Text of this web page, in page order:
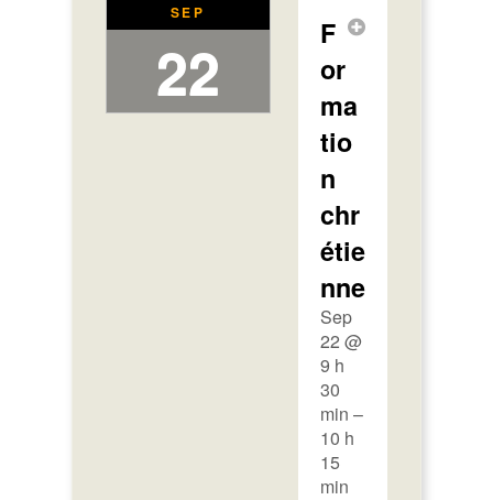
SEP
22
F
or
ma
tio
n
chr
étie
nne
Sep
22 @
9 h
30
min –
10 h
15
min